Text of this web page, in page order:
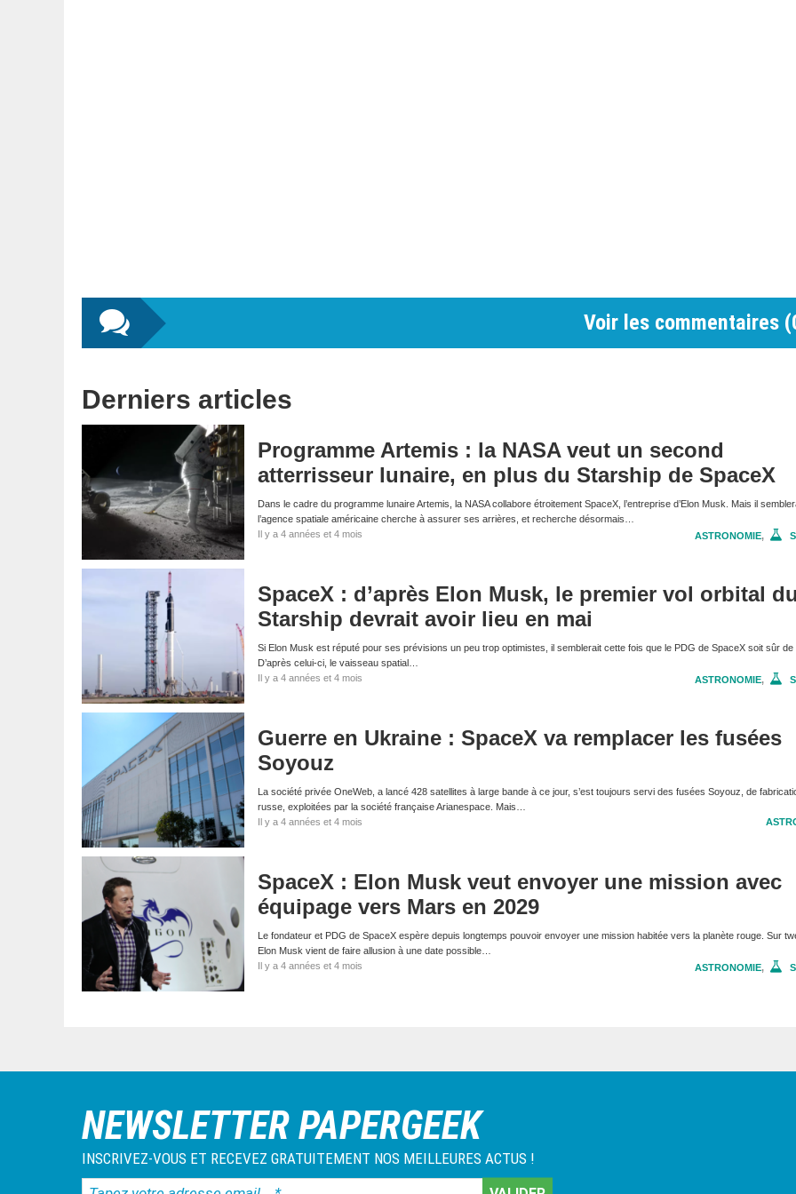
Voir les commentaires (
Derniers articles
Programme Artemis : la NASA veut un second
atterrisseur lunaire, en plus du Starship de SpaceX
Dans le cadre du programme lunaire Artemis, la NASA collabore étroitement SpaceX, l’entreprise d’Elon Musk. Mais il
l’agence spatiale américaine cherche à assurer ses arrières, et recherche désormais…
Il y a 4 années et 4 mois
ASTRONOMIE,
SpaceX : d’après Elon Musk, le premier vol orbital
Starship devrait avoir lieu en mai
Si Elon Musk est réputé pour ses prévisions un peu trop optimistes, il semblerait cette fois que le PDG de SpaceX soit sûr de
D’après celui-ci, le vaisseau spatial…
Il y a 4 années et 4 mois
ASTRONOMIE,
Guerre en Ukraine : SpaceX va remplacer les fusées
Soyouz
La société privée OneWeb, a lancé 428 satellites à large bande à ce jour, s’est toujours servi des fusées Soyouz, de
russe, exploitées par la société française Arianespace. Mais…
Il y a 4 années et 4 mois
SpaceX : Elon Musk veut envoyer une mission avec
équipage vers Mars en 2029
Le fondateur et PDG de SpaceX espère depuis longtemps pouvoir envoyer une mission habitée vers la planète rouge. Sur
Elon Musk vient de faire allusion à une date possible…
Il y a 4 années et 4 mois
ASTRONOMIE,
NEWSLETTER PAPERGEEK
INSCRIVEZ-VOUS ET RECEVEZ GRATUITEMENT NOS MEILLEURES ACTUS !
Tapez